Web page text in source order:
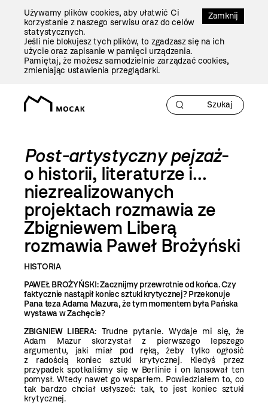
Zamknij
Używamy plików cookies, aby ułatwić Ci
korzystanie z naszego serwisu oraz do celów
statystycznych.
Jeśli nie blokujesz tych plików, to zgadzasz się na ich
użycie oraz zapisanie w pamięci urządzenia.
Pamiętaj, że możesz samodzielnie zarządzać cookies,
zmieniając ustawienia przeglądarki.
Post-artystyczny pejzaż-
o historii, literaturze i…
niezrealizowanych
projektach rozmawia ze
Zbigniewem Liberą
rozmawia Paweł Brożyński
HISTORIA
PAWEŁ BROŻYŃSKI: Zacznijmy przewrotnie od końca. Czy
faktycznie nastąpił koniec sztuki krytycznej? Przekonuje
Pana teza Adama Mazura, że tym momentem była Pańska
wystawa w Zachęcie?
ZBIGNIEW LIBERA: Trudne pytanie. Wydaje mi się, że
Adam Mazur skorzystał z pierwszego lepszego
argumentu, jaki miał pod ręką, żeby tylko ogłosić
z radością koniec sztuki krytycznej. Kiedyś przez
przypadek spotkaliśmy się w Berlinie i on lansował ten
pomysł. Wtedy nawet go wsparłem. Powiedziałem to, co
tak bardzo chciał usłyszeć: tak, to jest koniec sztuki
krytycznej.